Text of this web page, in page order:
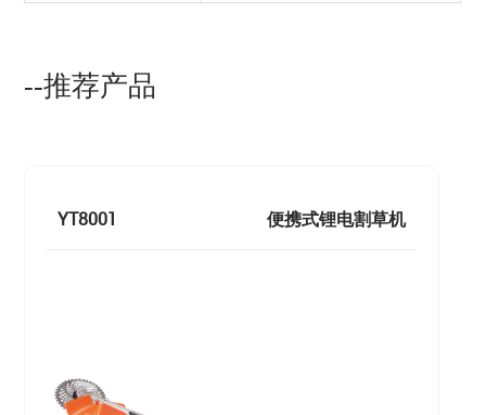
--推荐产品
YT8001 便携式锂电割草机